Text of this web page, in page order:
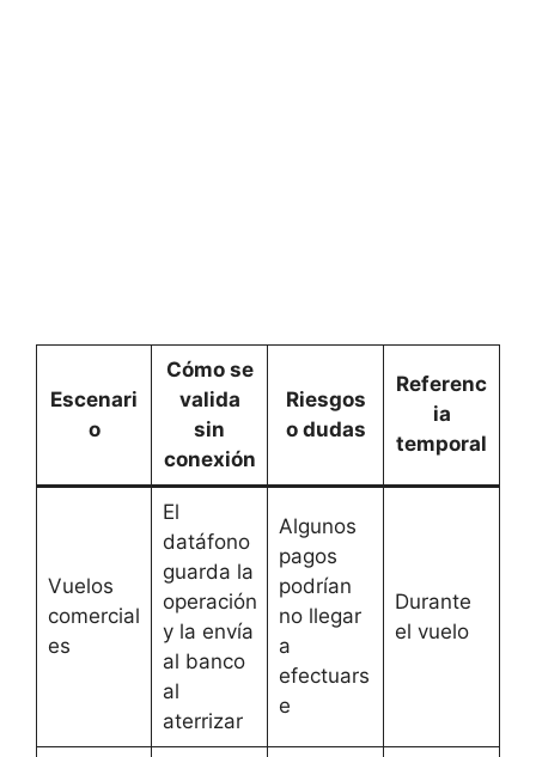
Escenari
o
Cómo se
valida
sin
conexión
Riesgos
o dudas
Referenc
ia
temporal
Vuelos
comercial
es
El
datáfono
guarda la
operación
y la envía
al banco
al
aterrizar
Algunos
pagos
podrían
no llegar
a
efectuars
e
Durante
el vuelo